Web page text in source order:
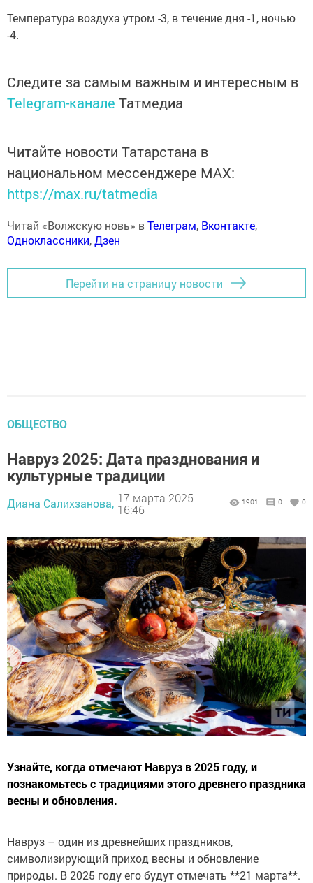
Температура воздуха утром -3, в течение дня -1, ночью
-4.
Следите за самым важным и интересным в
Telegram-канале Татмедиа
Читайте новости Татарстана в
национальном мессенджере MАХ:
https://max.ru/tatmedia
Читай «Волжскую новь» вТелеграм, Вконтакте,
Одноклассники,Дзен
Перейти на страницу новости
ОБЩЕСТВО
Навруз 2025: Дата празднования и
культурные традиции
Диана Салихзанова, 17 марта 2025 -
16:46
1901 0 0
Узнайте, когда отмечают Навруз в 2025 году, и
познакомьтесь с традициями этого древнего праздника
весны и обновления.
Навруз – один из древнейших праздников,
символизирующий приход весны и обновление
природы. В 2025 году его будут отмечать **21 марта**.